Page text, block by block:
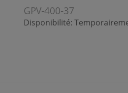
GPV-400-37
Disponibilité: